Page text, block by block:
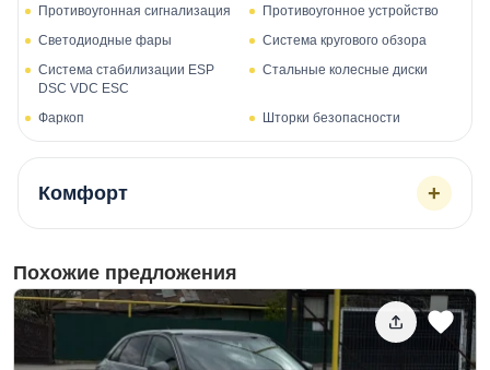
Противоугонная сигнализация
Противоугонное устройство
Светодиодные фары
Система кругового обзора
Система стабилизации ESP
DSC VDC ESC
Стальные колесные диски
Фаркоп Шторки безопасности
Комфорт +
Похожие предложения